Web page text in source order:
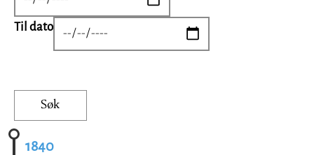
Til dato DATE
1840